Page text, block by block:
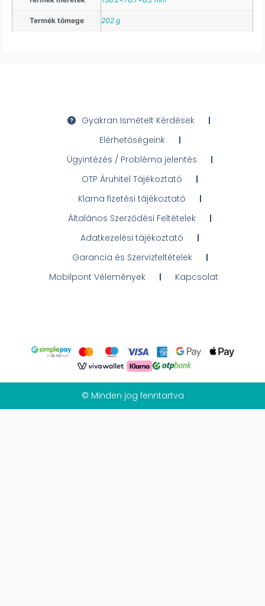
Termék tömege 202 g
Gyakran Ismételt Kérdések
Elérhetőségeink
Ügyintézés / Probléma jelentés
OTP Áruhitel Tájékoztató
Klarna fizetési tájékoztató
Általános Szerződési Feltételek
Adatkezelési tájékoztató
Garancia és Szervizfeltételek
Mobilpont Vélemények
Kapcsolat
© Minden jog fenntartva